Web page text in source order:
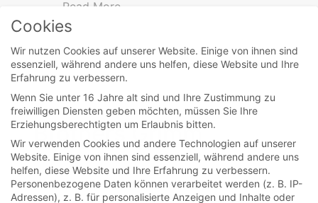
Read More
movies
Brothers Grimm
So ganz weiß ich nicht, was ich von diesem
Film halten soll. Es ist wohl eine Mischung
Cookies
Wir nutzen Cookies auf unserer Website. Einige von ihnen sind
essenziell, während andere uns helfen, diese Website und Ihre
Erfahrung zu verbessern.
Wenn Sie unter 16 Jahre alt sind und Ihre Zustimmung zu
freiwilligen Diensten geben möchten, müssen Sie Ihre
Erziehungsberechtigten um Erlaubnis bitten.
Wir verwenden Cookies und andere Technologien auf unserer
Website. Einige von ihnen sind essenziell, während andere uns
helfen, diese Website und Ihre Erfahrung zu verbessern.
Personenbezogene Daten können verarbeitet werden (z. B. IP-
Adressen), z. B. für personalisierte Anzeigen und Inhalte oder